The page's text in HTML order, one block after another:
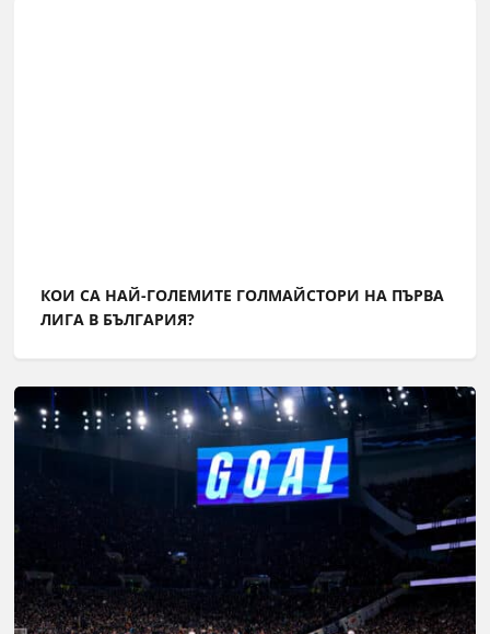
КОИ СА НАЙ-ГОЛЕМИТЕ ГОЛМАЙСТОРИ НА ПЪРВА
ЛИГА В БЪЛГАРИЯ?